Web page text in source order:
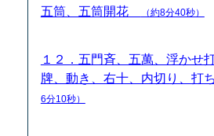
五筒、五筒開花
（約8分40秒）
１２．五門斉、五萬、浮かせ
牌、動き、右十、内切り、打
6分10秒）